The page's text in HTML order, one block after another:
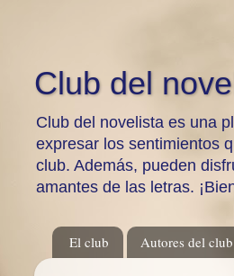
Club del
Club del novelista es una
expresar los sentimientos
club. Además, pueden
amantes de las letras.
El club Autores del club